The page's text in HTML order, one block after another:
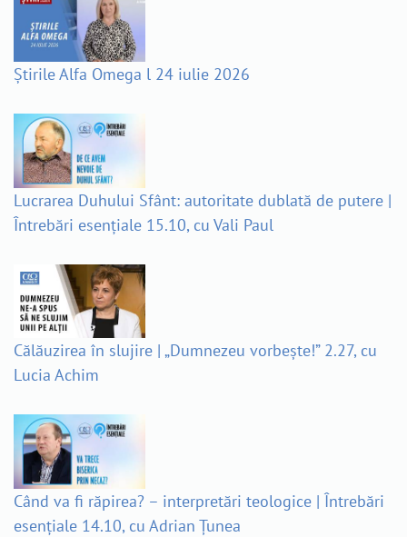
Știrile Alfa Omega l 24 iulie 2026
Lucrarea Duhului Sfânt: autoritate dublată de putere |
Întrebări esențiale 15.10, cu Vali Paul
Călăuzirea în slujire | „Dumnezeu vorbește!” 2.27, cu
Lucia Achim
Când va fi răpirea? – interpretări teologice | Întrebări
esențiale 14.10, cu Adrian Țunea